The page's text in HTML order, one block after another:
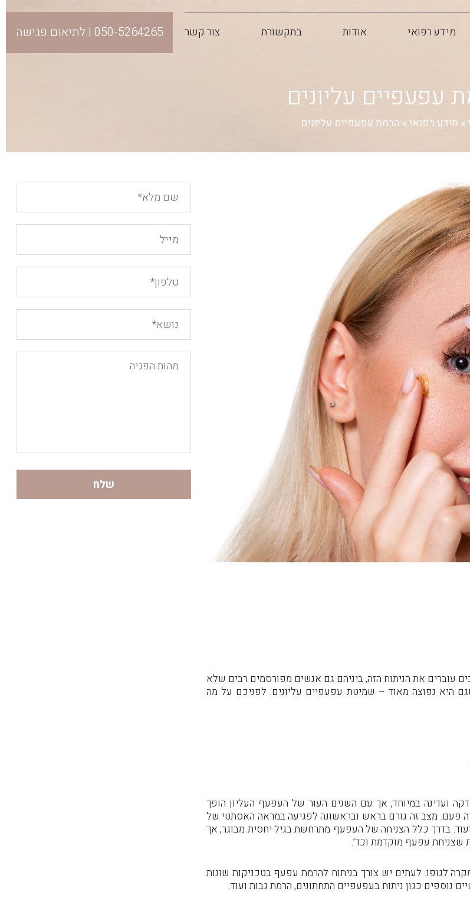
050-5264265 | לתיאום פגישה מידע רפואי אודות בתקשורת צור קשר
עפעפיים עליונים
» מידע רפואי» הרמת עפעפיים עליונים
עוברים את הניתוח הזה, ביניהם גם אנשים מפורסמים רבים שלא
היא נפוצה מאוד – שמיטת עפעפיים עליונים. לפניכם על מה
ועדינה במיוחד, אך עם השנים העור של העפעף העליון הופך
פעם. מצב זה גורם בראש ובראשונה לפגיעה במראה האסתטי של
בדרך כלל הצניחה של העפעף מתרחשת בגיל יחסית מבוגר, אך
שצניחת עפעף מוקדמת וכד’.
לגופו. לעתים יש צורך בניתוח להרמת עפעף בטכניקות שונות
נוספים כגון ניתוח בעפעפיים התחתונים, הרמת גבות ועוד.